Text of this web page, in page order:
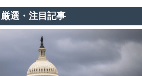
厳選・注目記事